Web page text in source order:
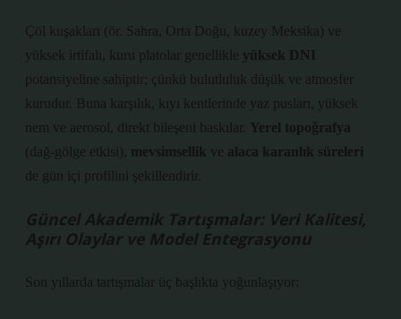
Çöl kuşakları (ör. Sahra, Orta Doğu, kuzey Meksika) ve
yüksek irtifalı, kuru platolar genellikle yüksek DNI
potansiyeline sahiptir; çünkü bulutluluk düşük ve atmosfer
kurudur. Buna karşılık, kıyı kentlerinde yaz pusları, yüksek
nem ve aerosol, direkt bileşeni baskılar.
Yerel topoğrafya
(dağ-gölge etkisi), mevsimsellik ve alaca karanlık süreleri
de gün içi profilini şekillendirir.
Güncel Akademik Tartışmalar: Veri Kalitesi,
Aşırı Olaylar ve Model Entegrasyonu
Son yıllarda tartışmalar üç başlıkta yoğunlaşıyor: